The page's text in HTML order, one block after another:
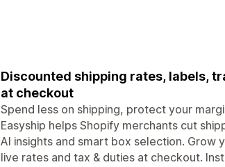
Discounted shipping rates, labels,
at checkout
Spend less on shipping, protect your
Easyship helps Shopify merchants cut
AI insights and smart box selection.
live rates and tax & duties at checkout.